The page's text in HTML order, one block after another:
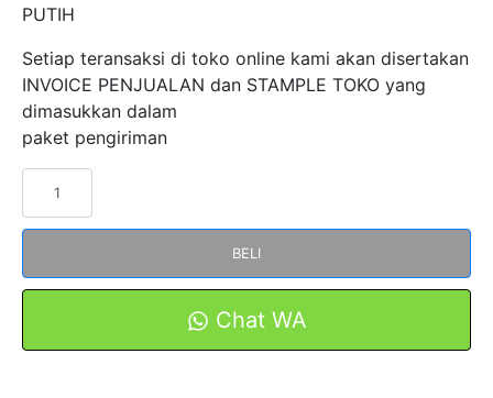
PUTIH
Setiap teransaksi di toko online kami akan disertakan
INVOICE PENJUALAN dan STAMPLE TOKO yang
dimasukkan dalam
paket pengiriman
Kuantitas
Box
Button
BELI
Chat WA